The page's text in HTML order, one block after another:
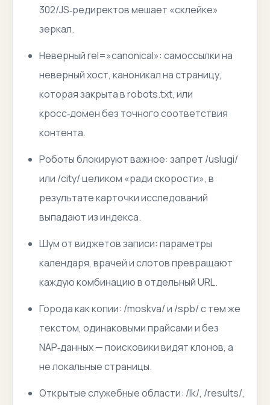
302/JS‑редиректов мешает «склейке»
зеркал.
Неверный rel=»canonical»: самоссылки на
неверный хост, каноникал на страницу,
которая закрыта в robots.txt, или
кросс‑домен без точного соответствия
контента.
Роботы блокируют важное: запрет /uslugi/
или /city/ целиком «ради скорости», в
результате карточки исследований
выпадают из индекса.
Шум от виджетов записи: параметры
календаря, врачей и слотов превращают
каждую комбинацию в отдельный URL.
Города как копии: /moskva/ и /spb/ с тем же
текстом, одинаковыми прайсами и без
NAP‑данных — поисковики видят клонов, а
не локальные страницы.
Открытые служебные области: /lk/, /results/,